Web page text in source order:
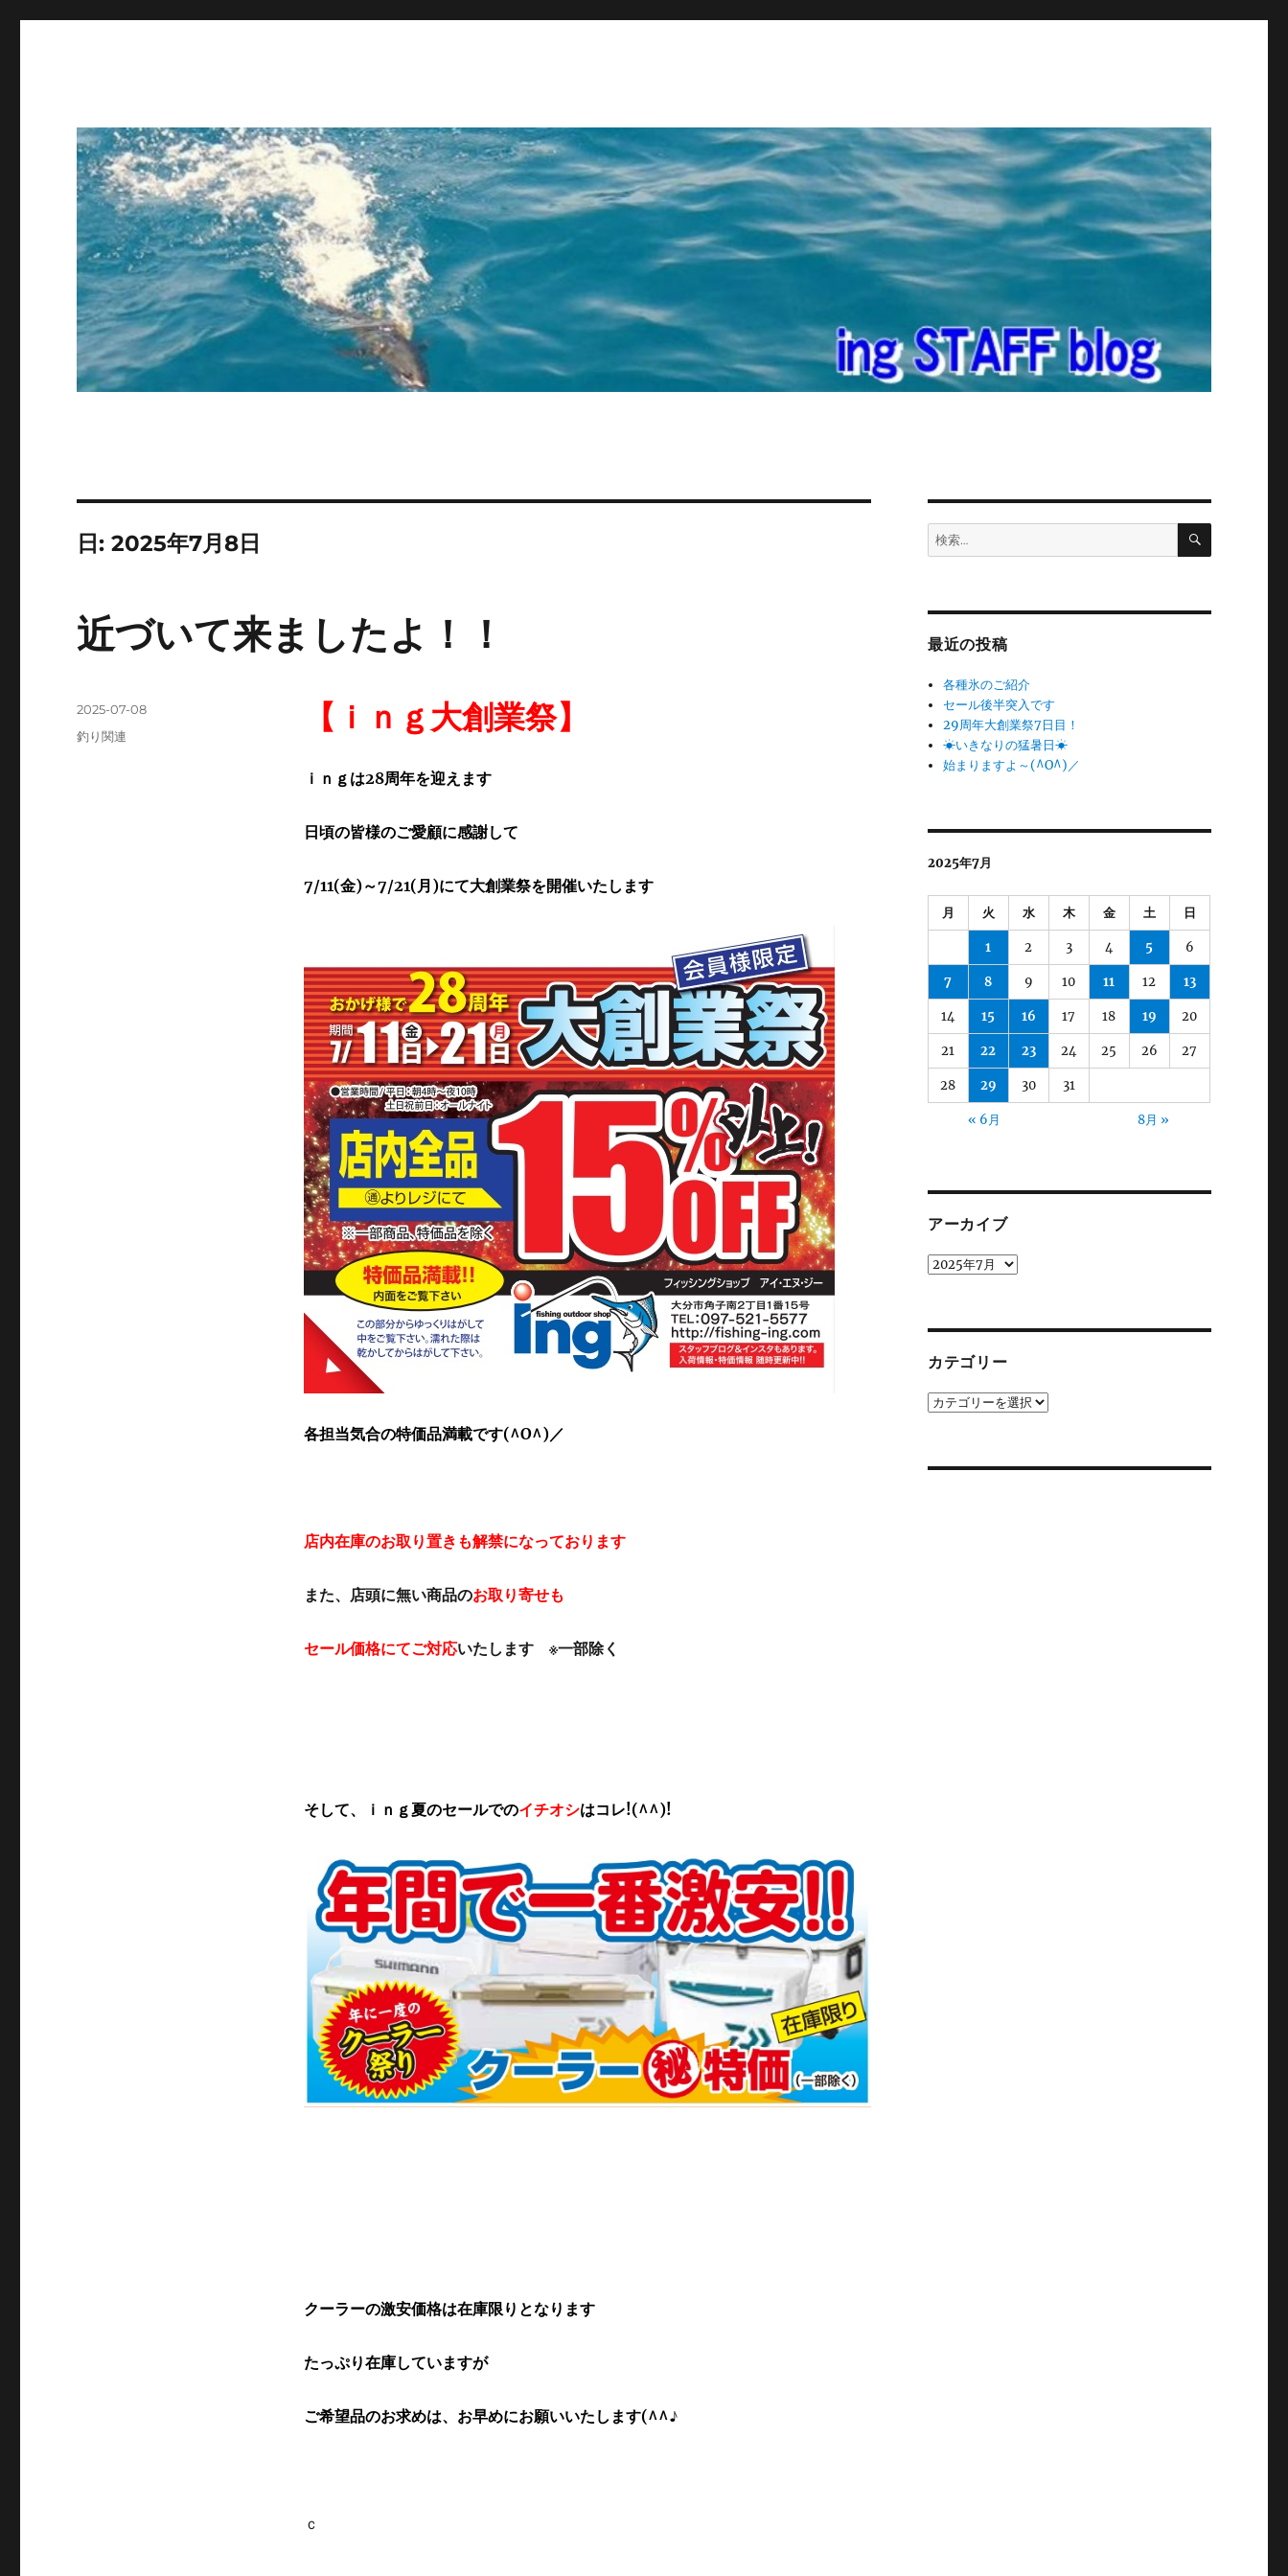
日:2025年7月8日
近づいて来ましたよ！！
【ｉｎｇ大創業祭】
ｉｎｇは28周年を迎えます
日頃の皆様のご愛顧に感謝して
7/11(金)～7/21(月)にて大創業祭を開催いたします
各担当気合の特価品満載です(^O^)／
店内在庫のお取り置きも解禁になっております
また、店頭に無い商品のお取り寄せも
セール価格にてご対応いたします ※一部除く
そして、ｉｎｇ夏のセールでのイチオシはコレ!(^^)!
クーラーの激安価格は在庫限りとなります
たっぷり在庫していますが
ご希望品のお求めは、お早めにお願いいたします(^^♪
ｃ
投
稿
2025-07-08
カ
釣り関連
検
索:
検
最近の投稿
各種氷のご紹介
セール後半突入です
29周年大創業祭7日目！
☀いきなりの猛暑日☀
始まりますよ～(^O^)／
2025年7月
月 火 水 木 金 土 日
1 2 3 4 5 6
7 8 9 10 11 12 13
14 15 16 17 18 19 20
21 22 23 24 25 26 27
28 29 30 31
« 6月 8月 »
アーカイブ
ア
カテゴリー
カ